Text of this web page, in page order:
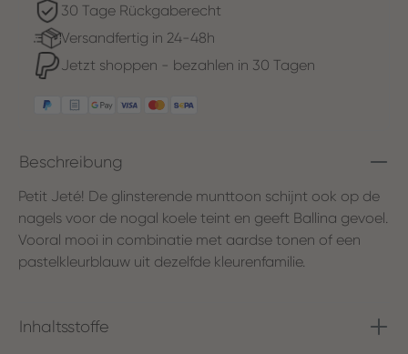
30 Tage Rückgaberecht
Versandfertig in 24-48h
Jetzt shoppen - bezahlen in 30 Tagen
Beschreibung
Petit Jeté! De glinsterende munttoon schijnt ook op de
nagels voor de nogal koele teint en geeft Ballina gevoel.
Vooral mooi in combinatie met aardse tonen of een
pastelkleurblauw uit dezelfde kleurenfamilie.
Inhaltsstoffe